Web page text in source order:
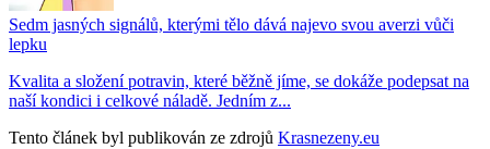
Sedm jasných signálů, kterými tělo dává najevo svou averzi vůči
lepku
Kvalita a složení potravin, které běžně jíme, se dokáže podepsat na
naší kondici i celkové náladě. Jedním z...
Tento článek byl publikován ze zdrojů Krasnezeny.eu